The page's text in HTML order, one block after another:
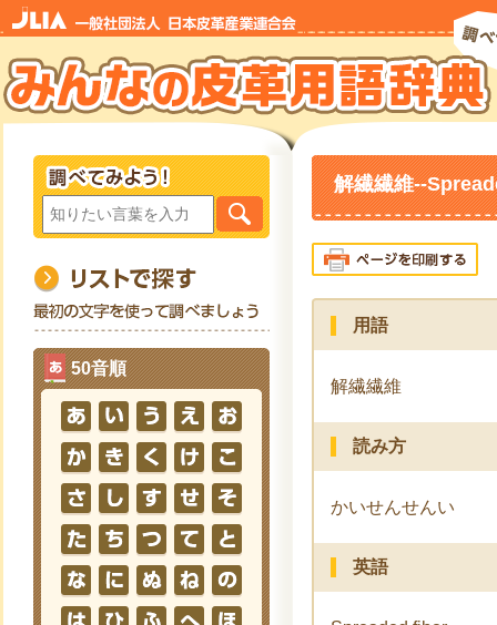
50音順
解繊繊維--
用語
解繊繊維
読み方
かいせんせんい
英語